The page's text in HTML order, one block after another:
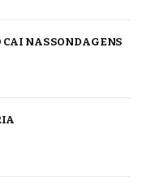
CAI NAS SONDAGENS